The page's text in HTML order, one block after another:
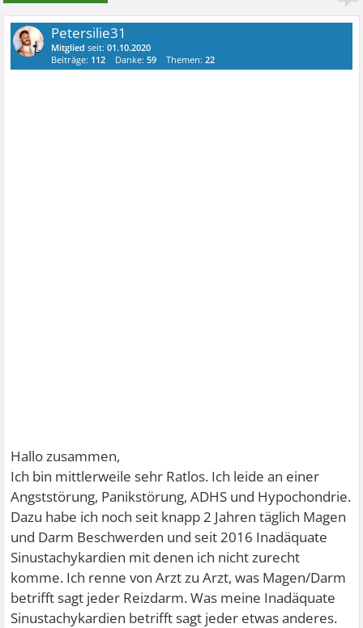
Petersilie31
Mitglied seit:01.10.2020
Beiträge: 112 Danke:59 Themen:22
Hallo zusammen,
Ich bin mittlerweile sehr Ratlos. Ich leide an einer
Angststörung, Panikstörung, ADHS und Hypochondrie.
Dazu habe ich noch seit knapp 2 Jahren täglich Magen
und Darm Beschwerden und seit 2016 Inadäquate
Sinustachykardien mit denen ich nicht zurecht
komme. Ich renne von Arzt zu Arzt, was Magen/Darm
betrifft sagt jeder Reizdarm. Was meine Inadäquate
Sinustachykardien betrifft sagt jeder etwas anderes.